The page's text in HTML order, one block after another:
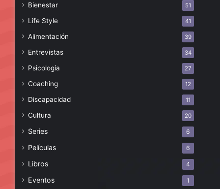
Bienestar 51
Life Style 41
Alimentación 39
Entrevistas 34
Psicología 27
Coaching 12
Discapacidad 11
Cultura 20
Series 6
Películas 6
Libros 4
Eventos 1